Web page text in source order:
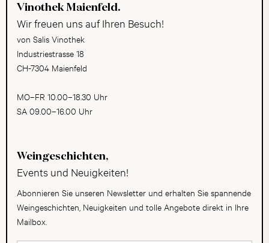
Vinothek Maienfeld.
Wir freuen uns auf Ihren Besuch!
von Salis Vinothek
Industriestrasse 18
CH-7304 Maienfeld
MO–FR 10.00–18.30 Uhr
SA 09.00–16.00 Uhr
Weingeschichten,
Events und Neuigkeiten!
Abonnieren Sie unseren Newsletter und erhalten Sie spannende
Weingeschichten, Neuigkeiten und tolle Angebote direkt in Ihre
Mailbox.